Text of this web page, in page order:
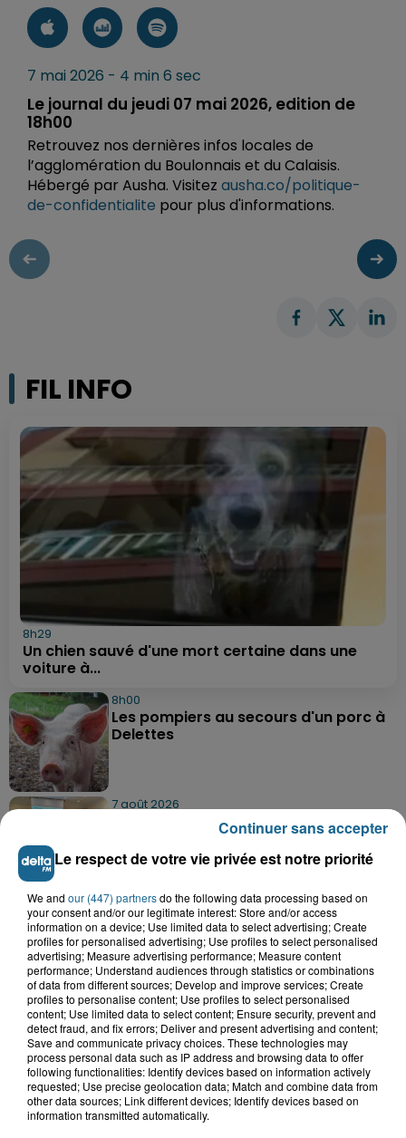
7 mai 2026 - 4 min 6 sec
Le journal du jeudi 07 mai 2026, edition de
18h00
Retrouvez nos dernières infos locales de
l’agglomération du Boulonnais et du Calaisis.
Hébergé par Ausha. Visitez ausha.co/politique-
de-confidentialite pour plus d'informations.
FIL INFO
8h29
Un chien sauvé d'une mort certaine dans une
voiture à...
8h00
Les pompiers au secours d'un porc à
Delettes
7 août 2026
Hazebrouck : bientôt une Maison
France Services "pour rapporter des...
7 août 2026
Inquiétude à Arques : Mathieu, 30 ans,
activement recherché
7 août 2026
Foot, Boulogne-sur-Mer : Grégory Thil,
un directeur sportif à...
Le respect de votre vie privée est notre priorité
We and our (447) partnersdo the following data processing based on
your consent and/or our legitimate interest: Store and/or access
information on a device; Use limited data to select advertising; Create
profiles for personalised advertising; Use profiles to select personalised
advertising; Measure advertising performance; Measure content
performance; Understand audiences through statistics or combinations
of data from different sources; Develop and improve services; Create
profiles to personalise content; Use profiles to select personalised
content; Use limited data to select content; Ensure security, prevent and
detect fraud, and fix errors; Deliver and present advertising and content;
Save and communicate privacy choices. These technologies may
process personal data such as IP address and browsing data to offer
following functionalities: Identify devices based on information actively
requested; Use precise geolocation data; Match and combine data from
other data sources; Link different devices; Identify devices based on
information transmitted automatically.
Continuer sans accepter